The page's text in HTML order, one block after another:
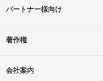
パートナー様向け
著作権
会社案内